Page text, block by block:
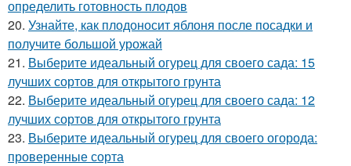
определить готовность плодов
20. Узнайте, как плодоносит яблоня после посадки и
получите большой урожай
21. Выберите идеальный огурец для своего сада: 15
лучших сортов для открытого грунта
22. Выберите идеальный огурец для своего сада: 12
лучших сортов для открытого грунта
23. Выберите идеальный огурец для своего огорода:
проверенные сорта